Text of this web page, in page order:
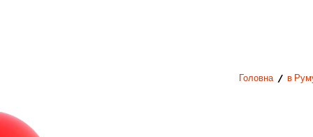
Головна / в